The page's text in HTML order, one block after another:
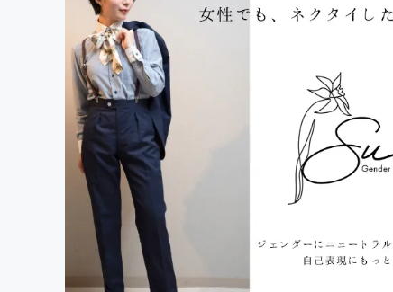
テクノロジー・ガジェット
まちづくり・地域活性化